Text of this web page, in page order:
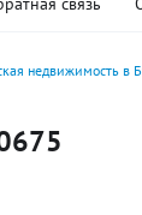
недвижимость в